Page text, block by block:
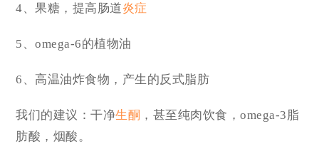
4、果糖，提高肠道炎症
5、omega-6的植物油
6、高温油炸食物，产生的反式脂肪
我们的建议：干净生酮 ，甚至纯肉饮食，omega-3脂
肪酸，烟酸。